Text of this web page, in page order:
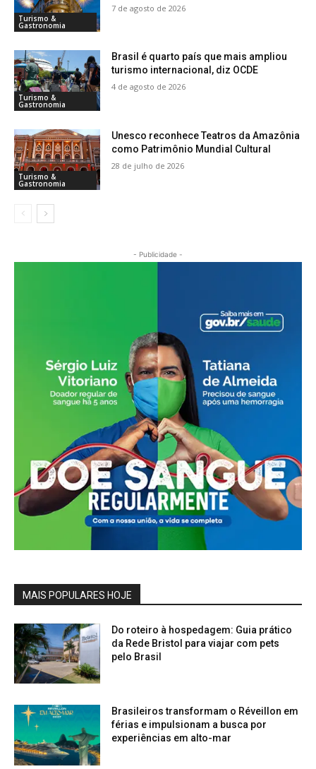
Turismo &
Gastronomia
7 de agosto de 2026
Turismo &
Gastronomia
Brasil é quarto país que mais ampliou
turismo internacional, diz OCDE
4 de agosto de 2026
Turismo &
Gastronomia
Unesco reconhece Teatros da Amazônia
como Patrimônio Mundial Cultural
28 de julho de 2026
- Publicidade -
MAIS POPULARES HOJE
Do roteiro à hospedagem: Guia prático
da Rede Bristol para viajar com pets
pelo Brasil
Brasileiros transformam o Réveillon em
férias e impulsionam a busca por
experiências em alto-mar